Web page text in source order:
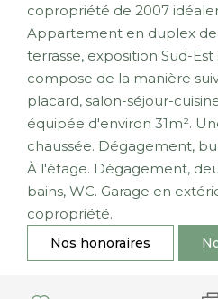
copropriété de 2007
Appartement en duplex
terrasse, exposition Sud-Est
compose de la manière
placard, salon-séjour-
équipée d'environ 31m².
chaussée. Dégagement,
À l'étage. Dégagement,
bains, WC. Garage en
copropriété.
Nos honoraires